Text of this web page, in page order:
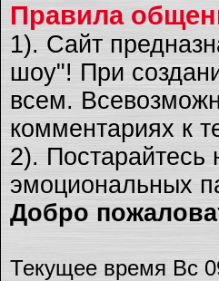
Правила
1). Сайт
шоу"! При
всем.
комментариях к
2). Постарайтесь
эмоциональных
Добро
Текущее время Вс